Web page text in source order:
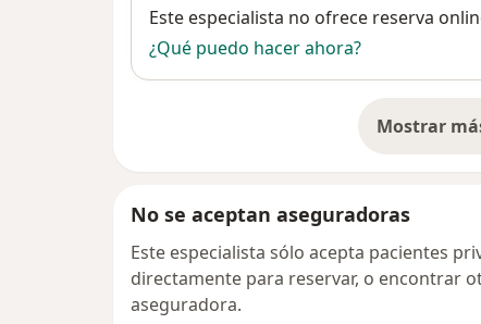
Disponibilidad
Este especialista no ofrece reserva
¿Qué puedo hacer ahora?
Mostrar
No se aceptan aseguradoras
Este especialista sólo acepta pacientes
directamente para reservar, o encontrar
aseguradora.